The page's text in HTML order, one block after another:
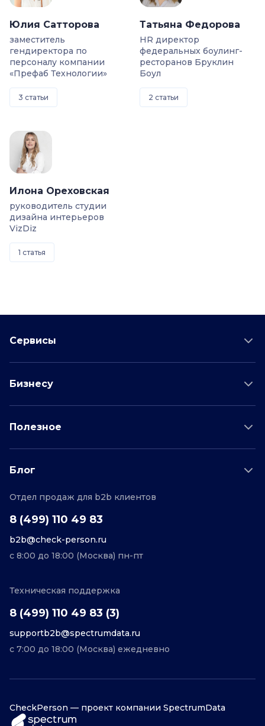
Юлия Сатторова
заместитель
гендиректора по
персоналу компании
«Префаб Технологии»
3 статьи
Илона Ореховская
руководитель студии
дизайна интерьеров
VizDiz
1 статья
Татьяна Федорова
HR директор
федеральных боулинг-
ресторанов Бруклин
Боул
2 статьи
Сервисы
Проверка водителя
Бизнесу
Проверка по отраслям
Полезное
О проекте
Персональные данные
Блог
Редакционная политика
CheckPerson — проект компании SpectrumData
Отдел продаж для b2b клиентов
8 (499) 110 49 83
b2b@check-person.ru
с 8:00 до 18:00 (Москва) пн-пт
Техническая поддержка
8 (499) 110 49 83 (3)
supportb2b@spectrumdata.ru
с 7:00 до 18:00 (Москва) ежедневно